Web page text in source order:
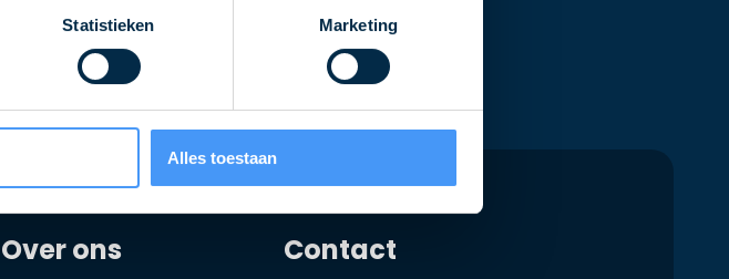
Statistieken Marketing
Alles toestaan
Over ons Contact